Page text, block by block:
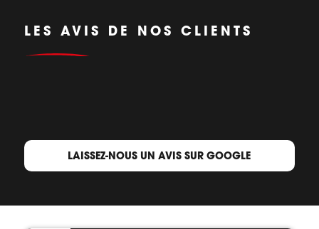
LES AVIS DE NOS CLIENTS
LAISSEZ-NOUS UN AVIS SUR GOOGLE